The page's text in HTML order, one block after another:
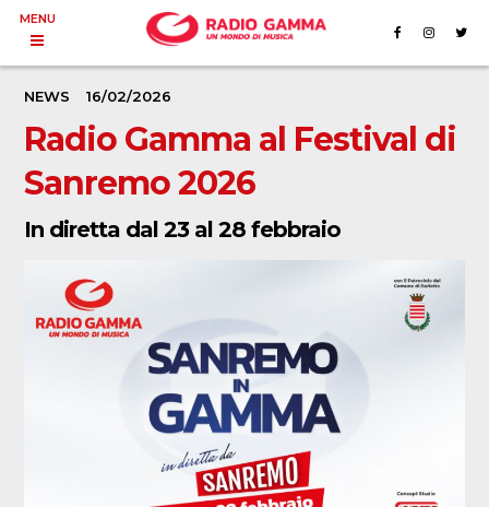
MENU
NEWS 16/02/2026
Radio Gamma al Festival di
Sanremo 2026
In diretta dal 23 al 28 febbraio